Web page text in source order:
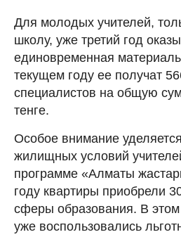
Для молодых учителей,
школу, уже третий год
единовременная
текущем году ее получат
специалистов на общую
тенге.
Особое внимание
жилищных условий
программе «Алматы
году квартиры приобрели
сферы образования. В этом
уже воспользовались